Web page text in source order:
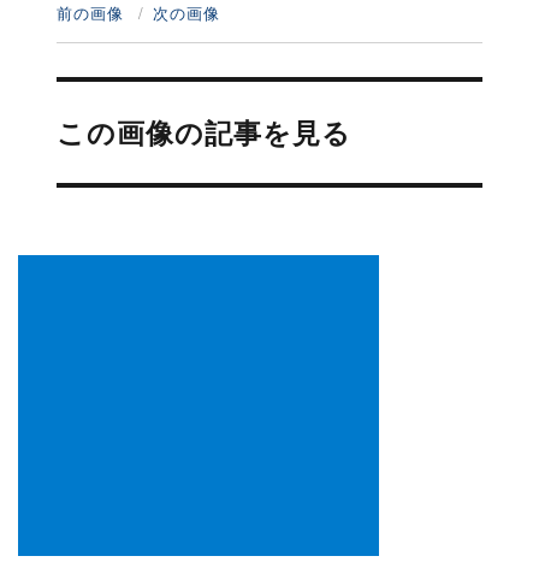
前の画像 次の画像
投
ナ
ビ
ー
この画像の記事を見る